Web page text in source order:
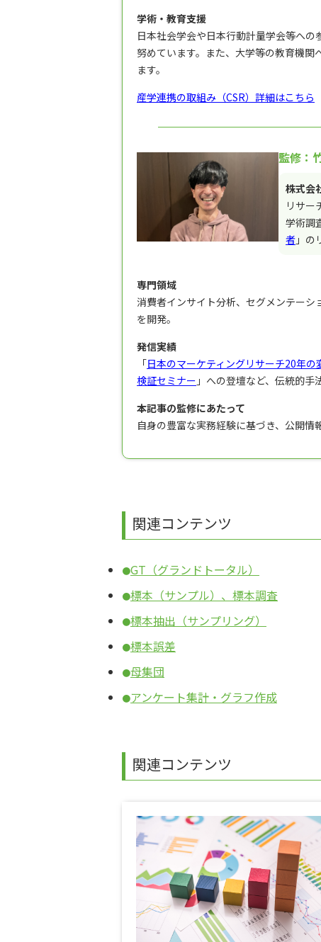
学術・教育支援
日本社会学会や日本行動計量学会等へ
努めています。また、大学等の教育機
ます。
産学連携の取組み（CSR）詳細はこちら
監修：
株式会
リサー
学術調
者 」の
専門領域
消費者インサイト分析、セグメンテーシ
を開発。
発信実績
「日本のマーケティングリサーチ20年の
検証セミナー 」への登壇など、伝統的手
本記事の監修にあたって
自身の豊富な実務経験に基づき、公開情
関連コンテンツ
●GT（グランドトータル）
●標本（サンプル）、標本調査
●標本抽出（サンプリング）
●標本誤差
●母集団
●アンケート集計・グラフ作成
関連コンテンツ